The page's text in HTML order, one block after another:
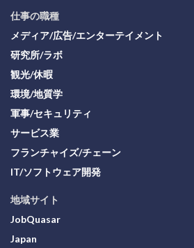
仕事の職種
メディア/広告/エンターテイメント
研究所/ラボ
観光/休暇
環境/地質学
軍事/セキュリティ
サービス業
フランチャイズ/チェーン
IT/ソフトウェア開発
地域サイト
JobQuasar
Japan